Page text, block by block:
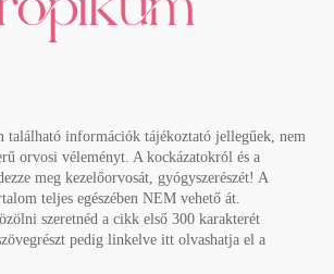
található információk tájékoztató jellegűek, nem
orvosi véleményt. A kockázatokról és a
meg kezelőorvosát, gyógyszerészét! A
teljes egészében NEM vehető át.
szeretnéd a cikk első 300 karakterét
pedig linkelve itt olvashatja el a